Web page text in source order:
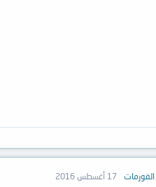
17 أغسطس 2016